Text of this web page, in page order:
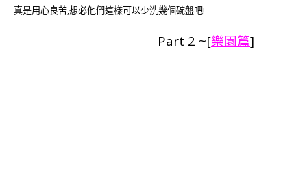
真是用心良苦,想必他們這樣可以少洗幾個碗盤吧!
Part 2 ~[樂園篇]